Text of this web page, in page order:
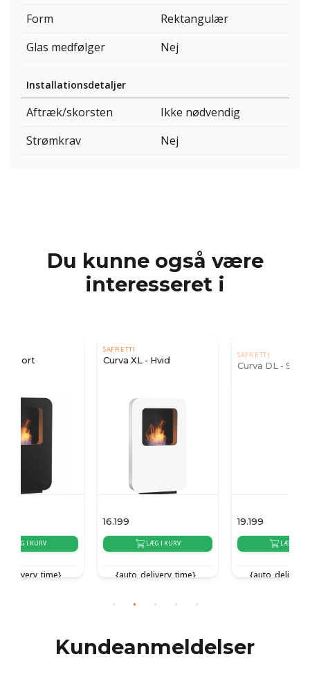
Form
Rektangulær
Glas medfølger
Nej
Installationsdetaljer
Aftræk/skorsten
Ikke nødvendig
Strømkrav
Nej
Du kunne også være
interesseret i
Curva XL - Hvid
LÆG I KURV
{auto_delivery_time}
Curva DL - Sort
LÆG I KURV
{auto_delivery_time}
Kundeanmeldelser